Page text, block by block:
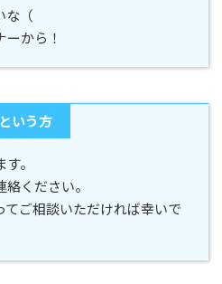
な（
から！
いう方
。
ください。
ご相談いただければ幸いで